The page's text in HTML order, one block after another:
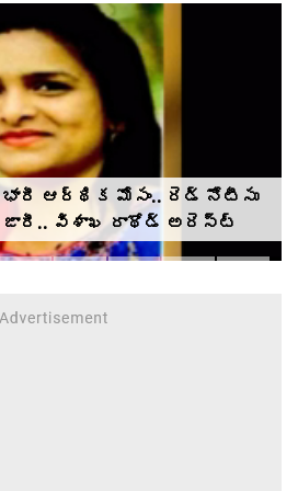
భారీ ఆర్థిక మోసం.. రెడ్ నోటీసు
జారీ.. విశాఖ రాథోడ్‌‌ అరెస్ట్